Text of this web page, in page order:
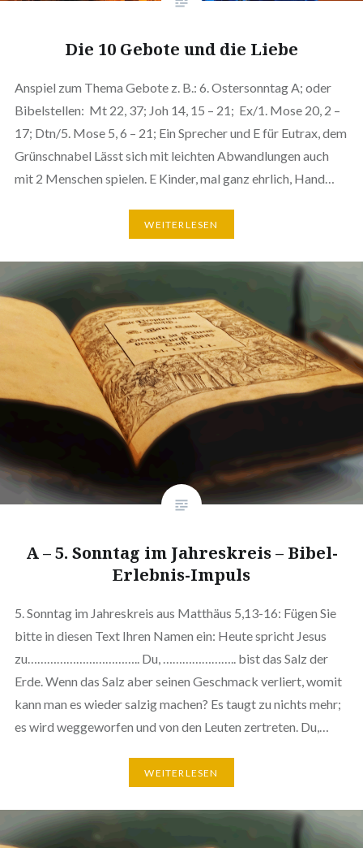
Die 10 Gebote und die Liebe
Anspiel zum Thema Gebote z. B.: 6. Ostersonntag A; oder
Bibelstellen: Mt 22, 37; Joh 14, 15 – 21; Ex/1. Mose 20, 2 –
17; Dtn/5. Mose 5, 6 – 21; Ein Sprecher und E für Eutrax, dem
Grünschnabel Lässt sich mit leichten Abwandlungen auch
mit 2 Menschen spielen. E Kinder, mal ganz ehrlich, Hand…
WEITERLESEN
A – 5. Sonntag im Jahreskreis – Bibel-
Erlebnis-Impuls
5. Sonntag im Jahreskreis aus Matthäus 5,13-16: Fügen Sie
bitte in diesen Text Ihren Namen ein: Heute spricht Jesus
zu…………………………….. Du, ………………….. bist das Salz der
Erde. Wenn das Salz aber seinen Geschmack verliert, womit
kann man es wieder salzig machen? Es taugt zu nichts mehr;
es wird weggeworfen und von den Leuten zertreten. Du,…
WEITERLESEN